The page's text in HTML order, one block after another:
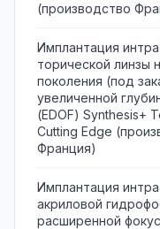
(производство
Имплантация
торической линзы
поколения (под
увеличенной
(EDOF) Synthesis+
Cutting Edge
Франция)
Имплантация
акриловой
расширенной